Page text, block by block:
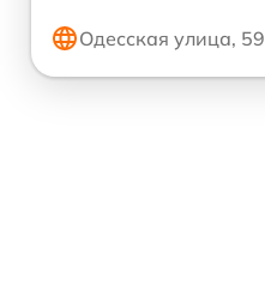
Одесская улица, 59